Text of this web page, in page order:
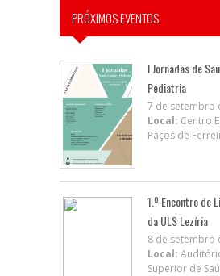
PRÓXIMOS EVENTOS
I Jornadas de
Pediatria
7 de setembro
Local: Centro
Paços de
1.º Encontro de
da ULS Lezíria
8 de setembro
Local:
Superior de